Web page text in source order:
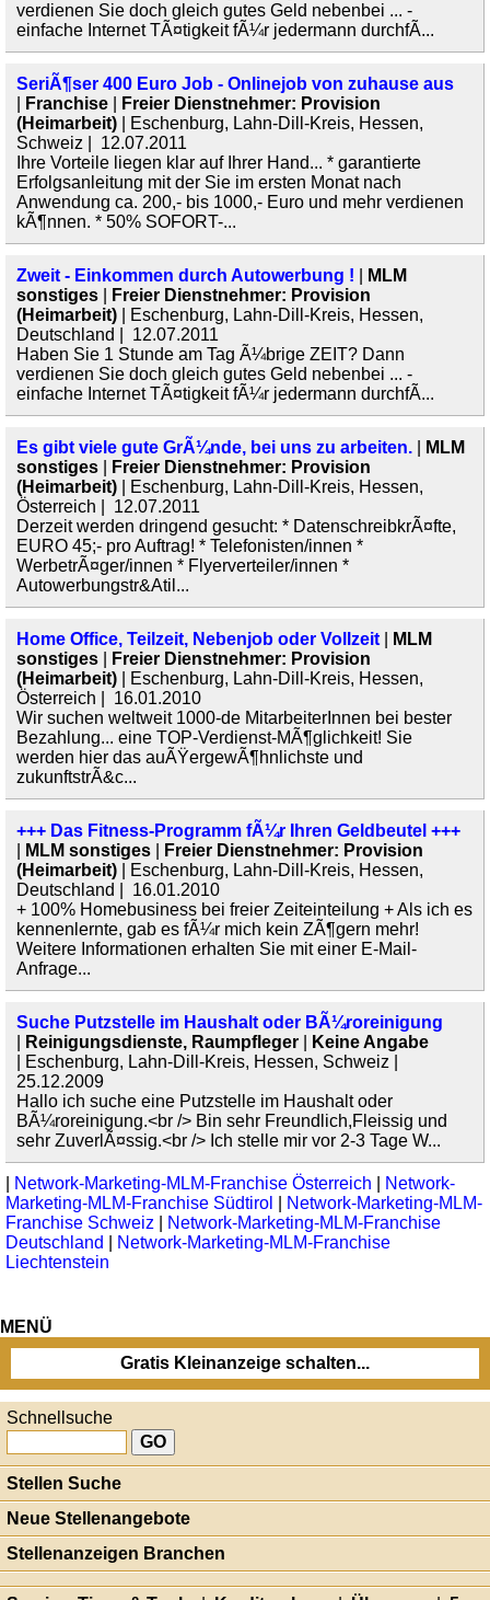
verdienen Sie doch gleich gutes Geld nebenbei ... -
einfache Internet TÃ¤tigkeit fÃ¼r jedermann durchfÃ...
SeriÃ¶ser 400 Euro Job - Onlinejob von zuhause aus
Franchise
Freier Dienstnehmer: Provision
(Heimarbeit) | Eschenburg, Lahn-Dill-Kreis, Hessen,
Schweiz | 12.07.2011
Ihre Vorteile liegen klar auf Ihrer Hand... * garantierte
Erfolgsanleitung mit der Sie im ersten Monat nach
Anwendung ca. 200,- bis 1000,- Euro und mehr verdienen
kÃ¶nnen. * 50% SOFORT-...
Zweit - Einkommen durch Autowerbung !
MLM
sonstiges
Freier Dienstnehmer: Provision
(Heimarbeit) | Eschenburg, Lahn-Dill-Kreis, Hessen,
Deutschland | 12.07.2011
Haben Sie 1 Stunde am Tag Ã¼brige ZEIT? Dann
verdienen Sie doch gleich gutes Geld nebenbei ... -
einfache Internet TÃ¤tigkeit fÃ¼r jedermann durchfÃ...
Es gibt viele gute GrÃ¼nde, bei uns zu arbeiten.
MLM
sonstiges
Freier Dienstnehmer: Provision
(Heimarbeit) | Eschenburg, Lahn-Dill-Kreis, Hessen,
Österreich | 12.07.2011
Derzeit werden dringend gesucht: * DatenschreibkrÃ¤fte,
EURO 45;- pro Auftrag! * Telefonisten/innen *
WerbetrÃ¤ger/innen * Flyerverteiler/innen *
Autowerbungstr&Atil...
Home Office, Teilzeit, Nebenjob oder Vollzeit
MLM
sonstiges
Freier Dienstnehmer: Provision
(Heimarbeit) | Eschenburg, Lahn-Dill-Kreis, Hessen,
Österreich | 16.01.2010
Wir suchen weltweit 1000-de MitarbeiterInnen bei bester
Bezahlung... eine TOP-Verdienst-MÃ¶glichkeit! Sie
werden hier das auÃŸergewÃ¶hnlichste und
zukunftstrÃ&c...
+++ Das Fitness-Programm fÃ¼r Ihren Geldbeutel +++
MLM sonstiges
Freier Dienstnehmer: Provision
(Heimarbeit) | Eschenburg, Lahn-Dill-Kreis, Hessen,
Deutschland | 16.01.2010
+ 100% Homebusiness bei freier Zeiteinteilung + Als ich es
kennenlernte, gab es fÃ¼r mich kein ZÃ¶gern mehr!
Weitere Informationen erhalten Sie mit einer E-Mail-
Anfrage...
Suche Putzstelle im Haushalt oder BÃ¼roreinigung
Reinigungsdienste, Raumpfleger
Keine Angabe
| Eschenburg, Lahn-Dill-Kreis, Hessen, Schweiz |
25.12.2009
Hallo ich suche eine Putzstelle im Haushalt oder
BÃ¼roreinigung.<br /> Bin sehr Freundlich,Fleissig und
sehr ZuverlÃ¤ssig.<br /> Ich stelle mir vor 2-3 Tage W...
Network-Marketing-MLM-Franchise Österreich
Network-
Marketing-MLM-Franchise Südtirol
Network-Marketing-MLM-
Franchise Schweiz
Network-Marketing-MLM-Franchise
Deutschland
Network-Marketing-MLM-Franchise
Liechtenstein
MENÜ
Gratis Kleinanzeige schalten...
Schnellsuche
Stellen Suche
Neue Stellenangebote
Stellenanzeigen Branchen